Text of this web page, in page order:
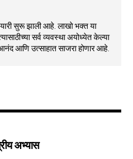
सुरू झाली आहे. लाखो भक्त या
सर्व व्यवस्था अयोध्येत केल्या
आणि उत्साहात साजरा होणार आहे.
अभ्यास